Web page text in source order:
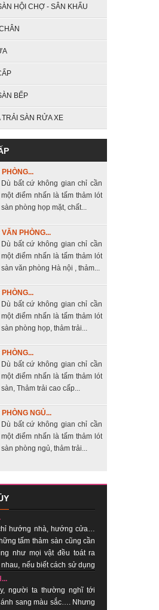
HỘI CHỢ - SÂN KHẤU
BẾP
SÀN RỬA XE
Dù bất cứ không gian chỉ cần
một điểm nhấn là tấm thảm lót
sàn phòng họp mặt, chất...
PHÒNG...
Dù bất cứ không gian chỉ cần
một điểm nhấn là tấm thảm lót
sàn văn phòng Hà nội , thảm...
Dù bất cứ không gian chỉ cần
một điểm nhấn là tấm thảm lót
sàn phòng họp, thảm trải...
Dù bất cứ không gian chỉ cần
một điểm nhấn là tấm thảm lót
sàn, Thảm trải cao cấp...
NGỦ...
Dù bất cứ không gian chỉ cần
một điểm nhấn là tấm thảm lót
sàn phòng ngủ, thảm trải...
hướng nhà, hướng cửa…
tấm thảm sàn cũng cần
như mọi vật đều toát ra
nếu biết cách sử dụng
người ta thường nghĩ tới
sang màu sắc…. Nhưng